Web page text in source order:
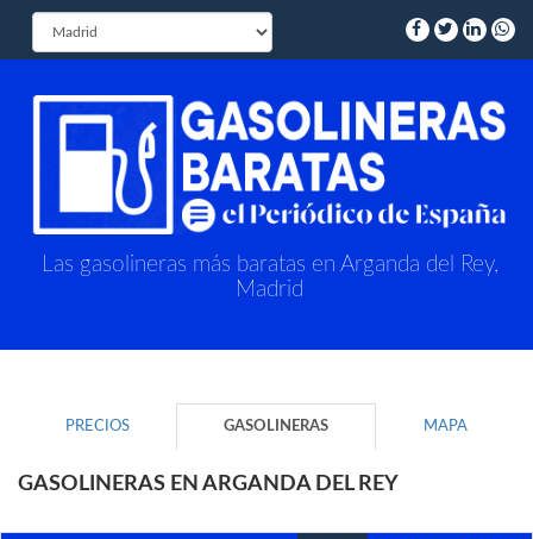
Las gasolineras más baratas en Arganda del Rey,
Madrid
PRECIOS GASOLINERAS MAPA
GASOLINERAS EN ARGANDA DEL REY